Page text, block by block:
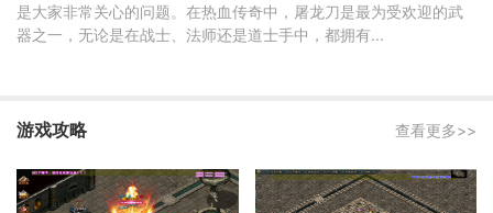
是大家非常关心的问题。在热血传奇中，屠龙刀是最为受欢迎的武
器之一，无论是在战士、法师还是道士手中，都拥有...
游戏攻略 查看更多>>